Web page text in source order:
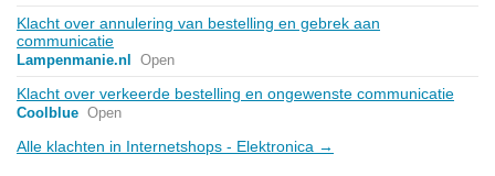
Klacht over annulering van bestelling en gebrek aan
communicatie
Lampenmanie.nl Open
Klacht over verkeerde bestelling en ongewenste communicatie
Coolblue Open
Alle klachten in Internetshops - Elektronica →